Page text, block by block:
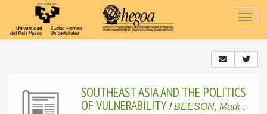
SOUTHEAST ASIA AND THE POLITICS
OF VULNERABILITY /BEESON, Mark .-